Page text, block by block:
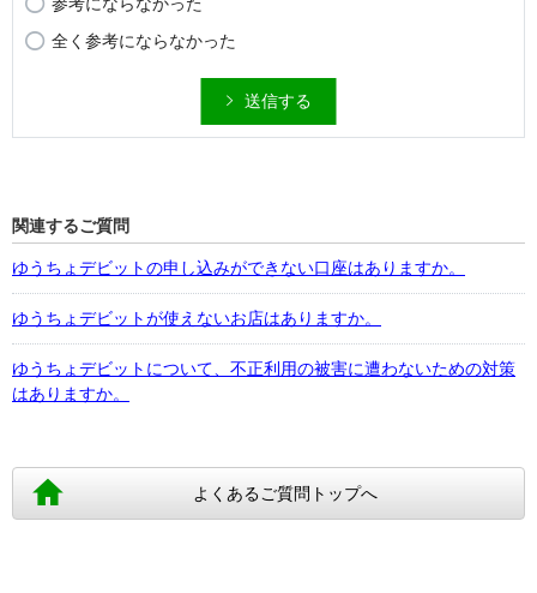
参考にならなかった
全く参考にならなかった
送信する
関連するご質問
ゆうちょデビットの申し込みができない口座はありますか。
ゆうちょデビットが使えないお店はありますか。
ゆうちょデビットについて、不正利用の被害に遭わないための対策
はありますか。
よくあるご質問トップへ